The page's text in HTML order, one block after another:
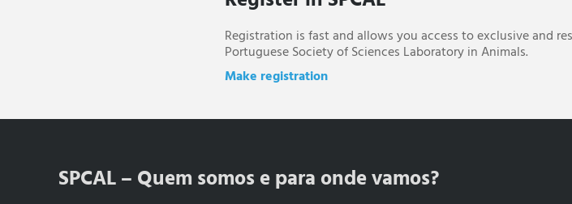
Registration is fast and allows you access to exclusive and
Portuguese Society of Sciences Laboratory in Animals.
Make registration
SPCAL – Quem somos e para onde vamos?